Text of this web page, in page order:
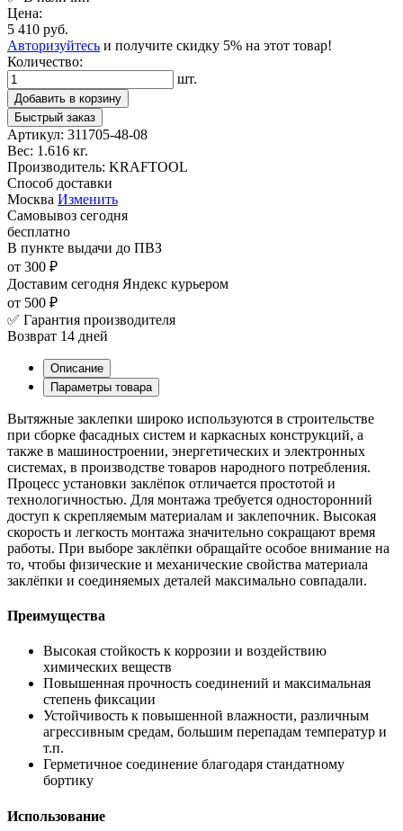
Цена:
5 410 руб.
Авторизуйтесь и получите скидку 5% на этот товар!
Количество:
шт.
Добавить в корзину
Быстрый заказ
Артикул: 311705-48-08
Вес: 1.616 кг.
Производитель: KRAFTOOL
Способ доставки
Москва Изменить
Самовывоз сегодня
бесплатно
В пункте выдачи до ПВЗ
от 300 ₽
Доставим сегодня Яндекс курьером
от 500 ₽
✅ Гарантия производителя
Возврат 14 дней
Описание
Параметры товара
Вытяжные заклепки широко используются в строительстве
при сборке фасадных систем и каркасных конструкций, а
также в машиностроении, энергетических и электронных
системах, в производстве товаров народного потребления.
Процесс установки заклёпок отличается простотой и
технологичностью. Для монтажа требуется односторонний
доступ к скрепляемым материалам и заклепочник. Высокая
скорость и легкость монтажа значительно сокращают время
работы. При выборе заклёпки обращайте особое внимание на
то, чтобы физические и механические свойства материала
заклёпки и соединяемых деталей максимально совпадали.
Преимущества
Высокая стойкость к коррозии и воздействию
химических веществ
Повышенная прочность соединений и максимальная
степень фиксации
Устойчивость к повышенной влажности, различным
агрессивным средам, большим перепадам температур и
т.п.
Герметичное соединение благодаря стандатному
бортику
Использование